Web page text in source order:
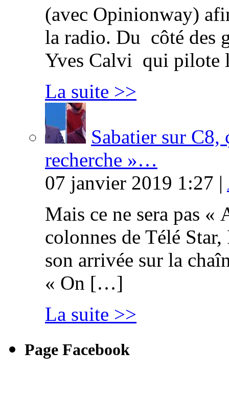
(avec Opinionway)
la radio. Du côté des
Yves Calvi qui
La suite >>
Sabatier sur C8,
recherche »…
07 janvier 2019 1:27 |
Mais ce ne sera pas «
colonnes de Télé
son arrivée sur la
« On […]
La suite >>
Page Facebook